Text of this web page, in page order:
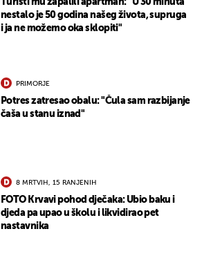
Turisti mu zapalili apartman: "U 30 minuta
nestalo je 50 godina našeg života, supruga
i ja ne možemo oka sklopiti"
PRIMORJE
Potres zatresao obalu: "Čula sam razbijanje
čaša u stanu iznad"
8 MRTVIH, 15 RANJENIH
FOTO Krvavi pohod dječaka: Ubio baku i
djeda pa upao u školu i likvidirao pet
nastavnika